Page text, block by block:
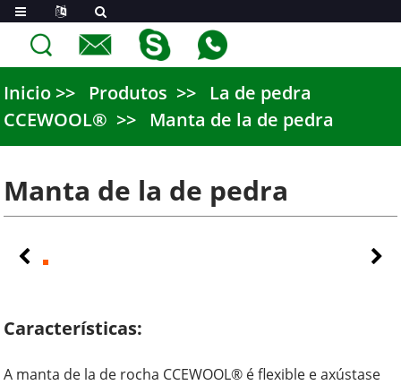
Inicio Produtos
La de pedra
CCEWOOL®
Manta de la de pedra
Manta de la de pedra
Características:
A manta de la de rocha CCEWOOL® é flexible e axústase